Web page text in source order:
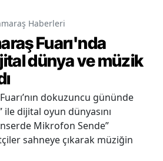
Haberleri
Fuarı'nda
dünya ve müzik
dokuzuncu gününde
ile dijital oyun dünyasını
Mikrofon Sende”
sahneye çıkarak müziğin